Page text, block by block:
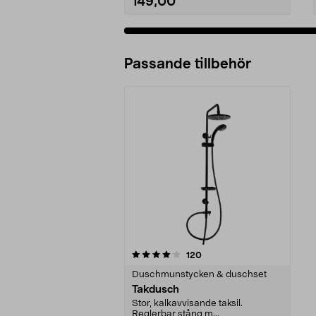
Passande tillbehör
120recensioner
Duschmunstycken & duschset
Takdusch
Stor, kalkavvisande taksil.
Reglerbar stång m...